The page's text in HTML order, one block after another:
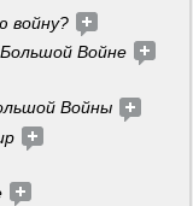
войну?
Большой Войне
Войны